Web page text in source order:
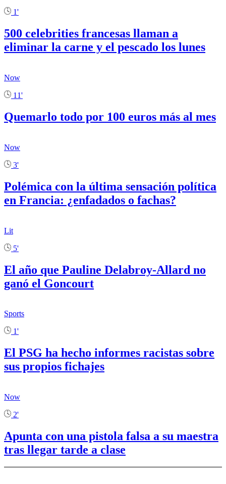
1'
500 celebrities francesas llaman a
eliminar la carne y el pescado los lunes
Now
11'
Quemarlo todo por 100 euros más al mes
Now
3'
Polémica con la última sensación política
en Francia: ¿enfadados o fachas?
Lit
5'
El año que Pauline Delabroy-Allard no
ganó el Goncourt
Sports
1'
El PSG ha hecho informes racistas sobre
sus propios fichajes
Now
2'
Apunta con una pistola falsa a su maestra
tras llegar tarde a clase